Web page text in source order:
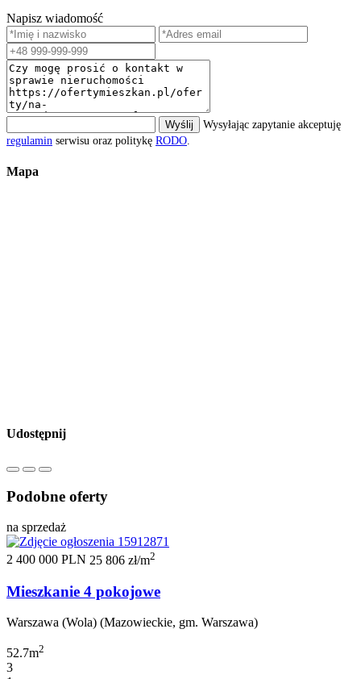
Napisz wiadomość
Wyślij
Wysyłając zapytanie akceptuję
regulamin serwisu oraz politykę RODO
Mapa
Udostępnij
Podobne oferty
na sprzedaż
2 400 000 PLN 25 806 zł/m2
Mieszkanie 4 pokojowe
Warszawa (Wola) (Mazowieckie, gm. Warszawa)
52.7m2
3